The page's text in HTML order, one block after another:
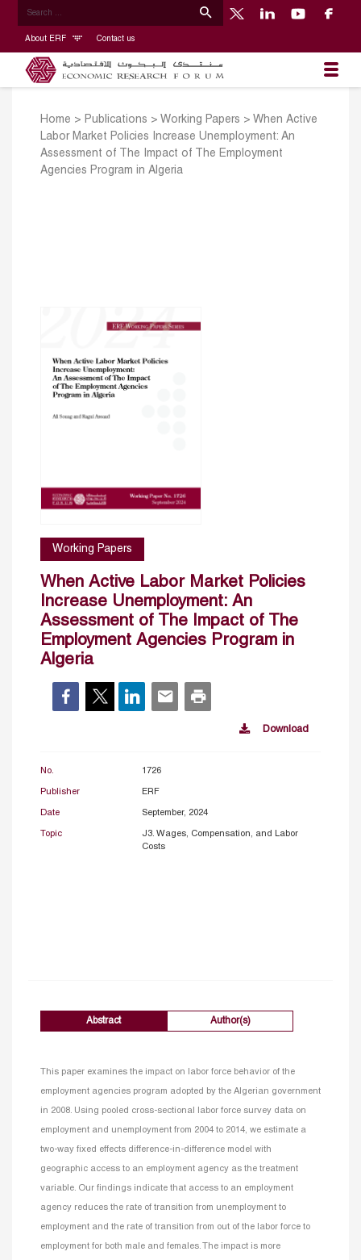
About ERF Contact us
Home > Publications > Working Papers > When Active
Labor Market Policies Increase Unemployment: An
Assessment of The Impact of The Employment
Agencies Program in Algeria
Working Papers
When Active Labor Market Policies
Increase Unemployment: An
Assessment of The Impact of The
Employment Agencies Program in
Algeria
Download
No. 1726
Publisher ERF
Date September, 2024
Topic
J3. Wages, Compensation, and Labor
Costs
Abstract Author(s)
This paper examines the impact on labor force behavior of the
employment agencies program adopted by the Algerian government
in 2008. Using pooled cross-sectional labor force survey data on
employment and unemployment from 2004 to 2014, we estimate a
two-way fixed effects difference-in-difference model with
geographic access to an employment agency as the treatment
variable. Our findings indicate that access to an employment
agency reduces the rate of transition from unemployment to
employment and the rate of transition from out of the labor force to
employment for both male and females. The impact is more